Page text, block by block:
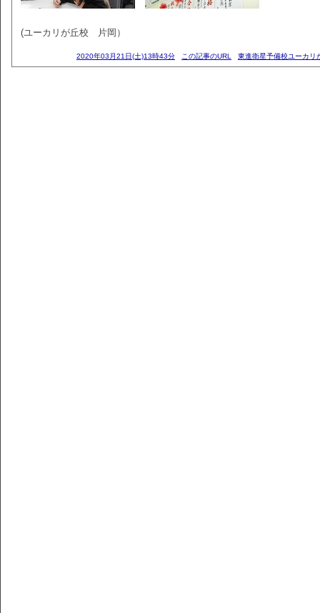
(ユーカリが丘校 片岡）
2020年03月21日(土)13時43分 この記事のURL 東進衛星予備校ユーカリ